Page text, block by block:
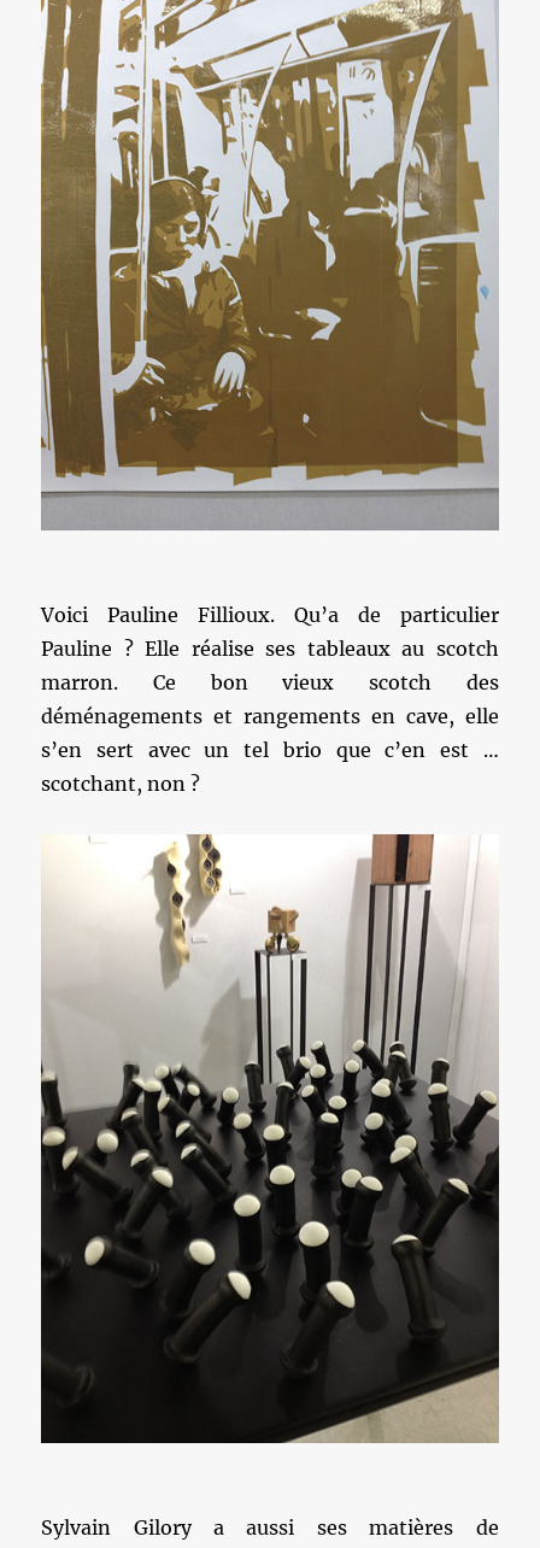
Voici Pauline Fillioux. Qu’a de particulier
Pauline ? Elle réalise ses tableaux au scotch
marron. Ce bon vieux scotch des
déménagements et rangements en cave, elle
s’en sert avec un tel brio que c’en est …
scotchant, non ?
Sylvain Gilory a aussi ses matières de